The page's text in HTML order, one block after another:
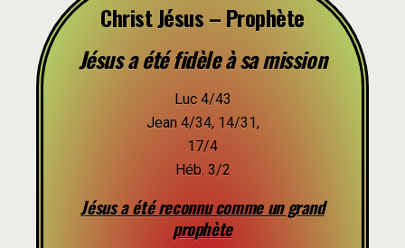
Christ Jésus – Prophète
Jésus a été fidèle à sa mission
Luc 4/43
Jean 4/34, 14/31,
17/4
Héb. 3/2
Jésus a été reconnu comme un grand
prophète